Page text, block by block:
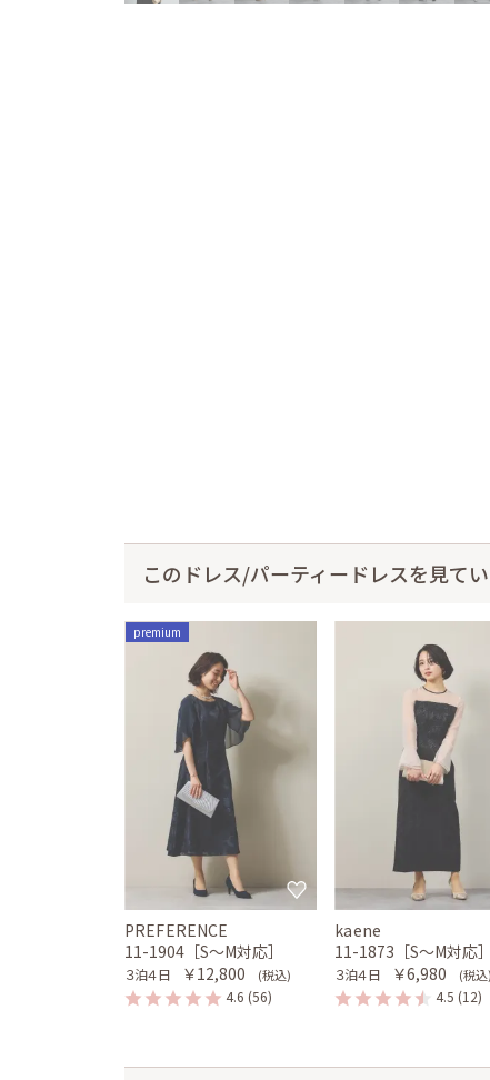
このドレス/パーティードレスを見て
premium
PREFERENCE
11-1904［S〜M対応］
３泊４日 ￥12,800 (税込)
4.6 (56)
kaene
11-1873［S〜M対応］
３泊４日 ￥6,980 (税込)
4.5 (12)